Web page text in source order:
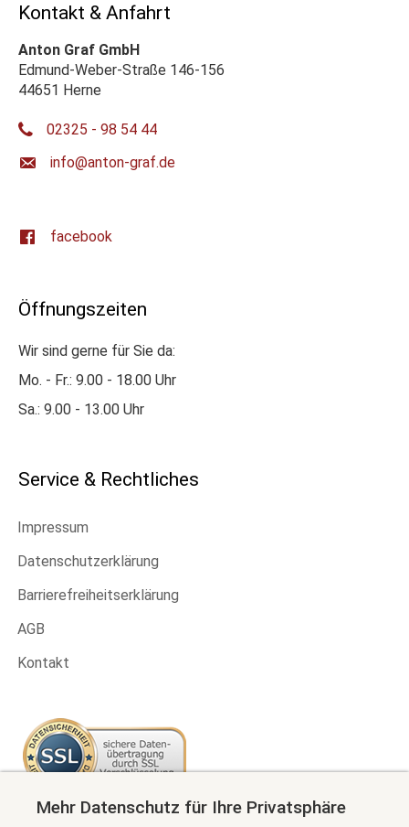
Kontakt & Anfahrt
Anton Graf GmbH
Edmund-Weber-Straße 146-156
44651 Herne
02325 - 98 54 44
ed.farg-notna@ofni
facebook
Öffnungszeiten
Wir sind gerne für Sie da:
Mo. - Fr.: 9.00 - 18.00 Uhr
Sa.: 9.00 - 13.00 Uhr
Service & Rechtliches
Impressum
Datenschutzerklärung
Barrierefreiheitserklärung
AGB
Kontakt
Mehr Datenschutz für Ihre Privatsphäre